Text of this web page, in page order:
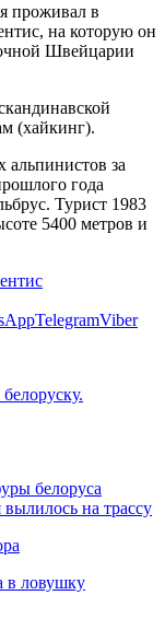
проживал в
на которую он
Швейцарии
(хайкинг).
альпинистов за
года
Турист 1983
5400 метров и
TelegramViber
белоруса
вылилось на трассу
в ловушку